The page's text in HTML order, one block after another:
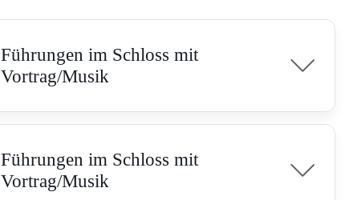
Führungen im Schloss mit
Vortrag/Musik
Führungen im Schloss mit
Vortrag/Musik